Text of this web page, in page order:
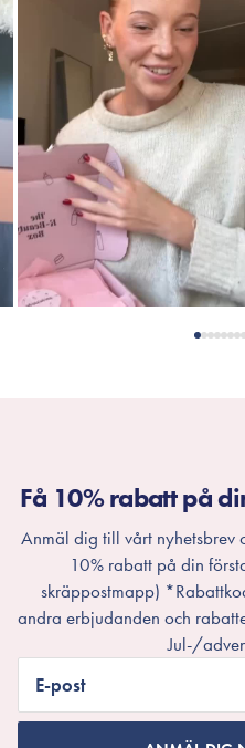
Få 10% rabatt på
Anmäl dig till vårt nyhetsbrev
10% rabatt på din
skräppostmapp)
andra erbjudanden och
Jul-/
E-post